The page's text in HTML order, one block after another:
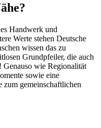
Handwerk und
Werte stehen Deutsche
wissen das zu
Grundpfeiler, die auch
wie Regionalität
sowie eine
gemeinschaftlichen